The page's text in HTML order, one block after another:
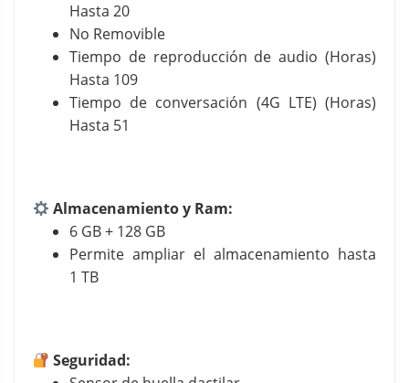
Hasta 20
No Removible
Tiempo de reproducción de audio (Horas)
Hasta 109
Tiempo de conversación (4G LTE) (Horas)
Hasta 51
Almacenamiento y Ram:
6 GB + 128 GB
Permite ampliar el almacenamiento hasta
1 TB
Seguridad: